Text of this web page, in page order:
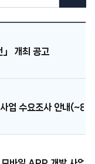
」 개최 공고
업 수요조사 안내